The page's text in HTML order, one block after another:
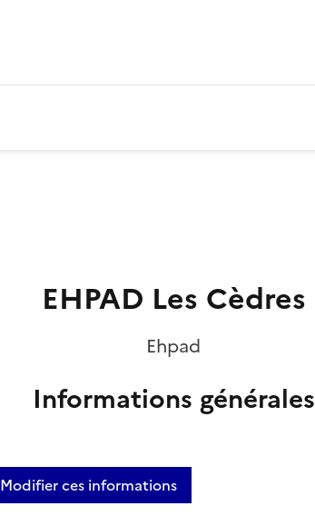
EHPAD Les Cèdres
Ehpad
Informations générales
Modifier ces informations